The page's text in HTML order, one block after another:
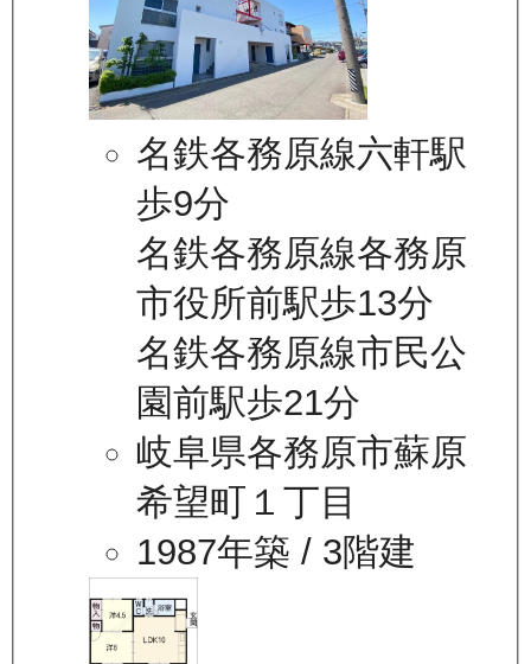
名鉄各務原線六軒駅
歩9分
名鉄各務原線各務原
市役所前駅歩13分
名鉄各務原線市民公
園前駅歩21分
岐阜県各務原市蘇原
希望町１丁目
1987年築 / 3階建